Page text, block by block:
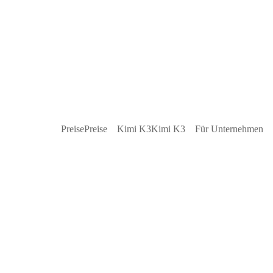
PreisePreise Kimi K3Kimi K3 Für Unternehmen